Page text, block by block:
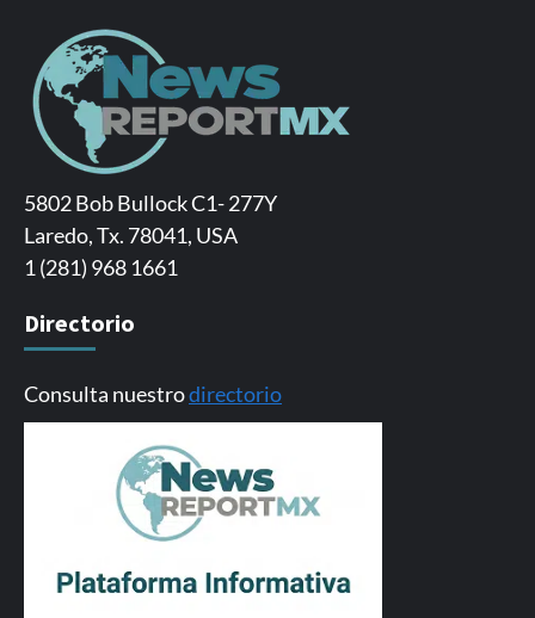
5802 Bob Bullock C1- 277Y
Laredo, Tx. 78041, USA
1 (281) 968 1661
Directorio
Consulta nuestrodirectorio